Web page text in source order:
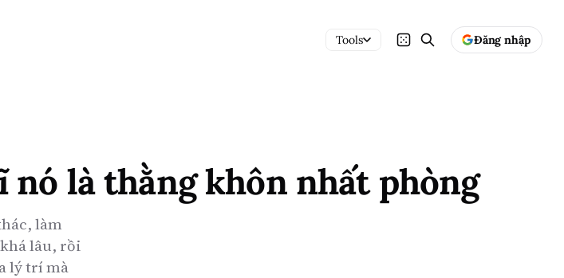
Tools Đăng nhập
là thằng khôn nhất phòng
làm
lâu, rồi
lý trí mà